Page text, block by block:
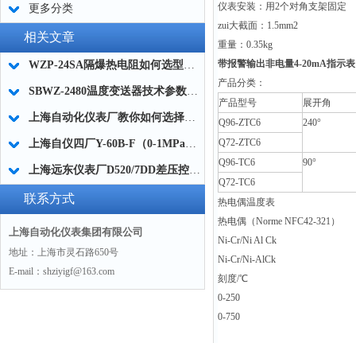
更多分类
相关文章
WZP-24SA隔爆热电阻如何选型及技术参数
SBWZ-2480温度变送器技术参数及精度
上海自动化仪表厂教你如何选择耐磨热电偶
上海自仪四厂Y-60B-F（0-1MPa）不锈钢压力表的量程范围
上海远东仪表厂D520/7DD差压控制器0819100的使用选型
联系方式
上海自动化仪表集团有限公司
地址：上海市灵石路650号
E-mail：shziyigf@163.com
仪表安装：用2个对角支架固定
zui大截面：1.5mm2
重量：0.35kg
带报警输出非电量4-20mA指示
产品分类：
产品型号
展开角
Q96-ZTC6
240°
Q72-ZTC6
Q96-TC6
90°
Q72-TC6
热电偶温度表
热电偶（Norme NFC42-321）
Ni-Cr/Ni Al Ck
Ni-Cr/Ni-AlCk
刻度/℃
0-250
0-750